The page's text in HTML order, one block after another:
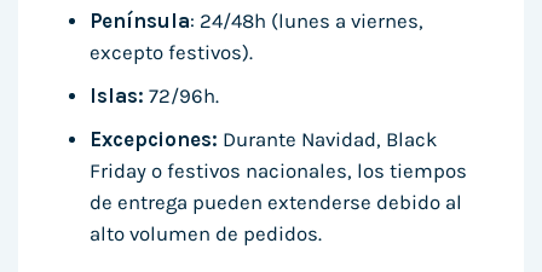
Península: 24/48h (lunes a viernes,
excepto festivos).
Islas: 72/96h.
Excepciones: Durante Navidad, Black
Friday o festivos nacionales, los tiempos
de entrega pueden extenderse debido al
alto volumen de pedidos.